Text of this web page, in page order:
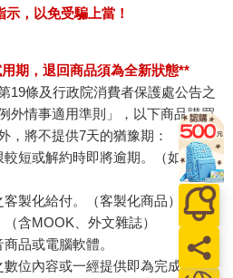
，以免受騙上當！
期，退回商品須為全新狀態**
19條及行政院消費者保護處公告之
外情事適用準則」，以下商品購買
，將不提供7天的猶豫期：
短或解約時即將逾期。（如：生
製化給付。（客製化商品）
含MOOK、外文雜誌）
品或電腦軟體。
位內容或一經提供即為完成之線